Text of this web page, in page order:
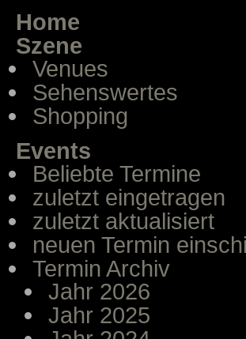
Home
Szene
Venues
Sehenswertes
Shopping
Events
Beliebte Termine
zuletzt eingetragen
zuletzt aktualisiert
neuen Termin
Termin Archiv
Jahr 2026
Jahr 2025